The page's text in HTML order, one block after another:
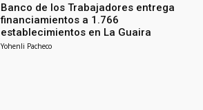
Banco de los Trabajadores entrega
financiamientos a 1.766
establecimientos en La Guaira
Yohenli Pacheco